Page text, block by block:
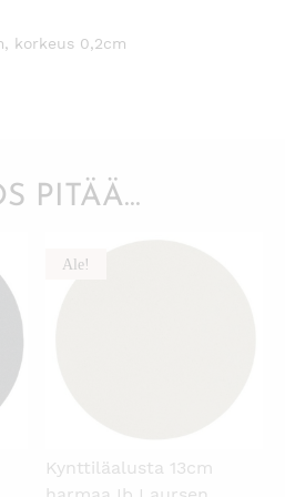
korkeus 0,2cm
PITÄÄ...
Ale!
Kynttiläalusta 13cm